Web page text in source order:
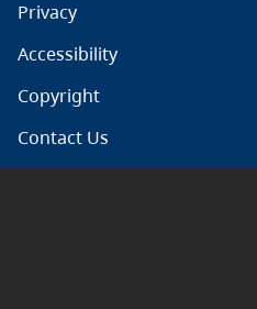
Privacy
Accessibility
Copyright
Contact Us